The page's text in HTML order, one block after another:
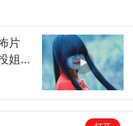
片
姐出